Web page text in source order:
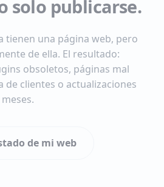
solo publicarse.
tienen una página web, pero
de ella. El resultado:
obsoletos, páginas mal
de clientes o actualizaciones
de mi web